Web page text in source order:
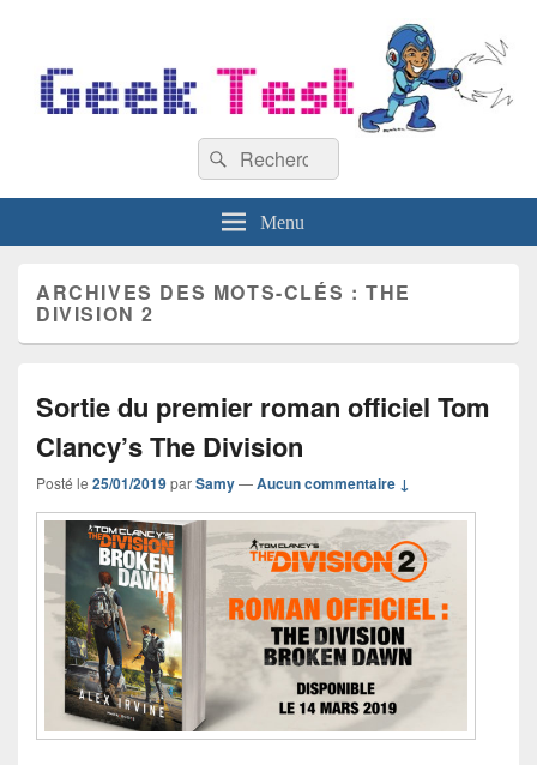
Recherche :
Rechercher
Menu
ARCHIVES DES MOTS-CLÉS :THE
DIVISION 2
Sortie du premier roman officiel Tom
Clancy’s The Division
Posté le 25/01/2019parSamy—Aucun commentaire ↓